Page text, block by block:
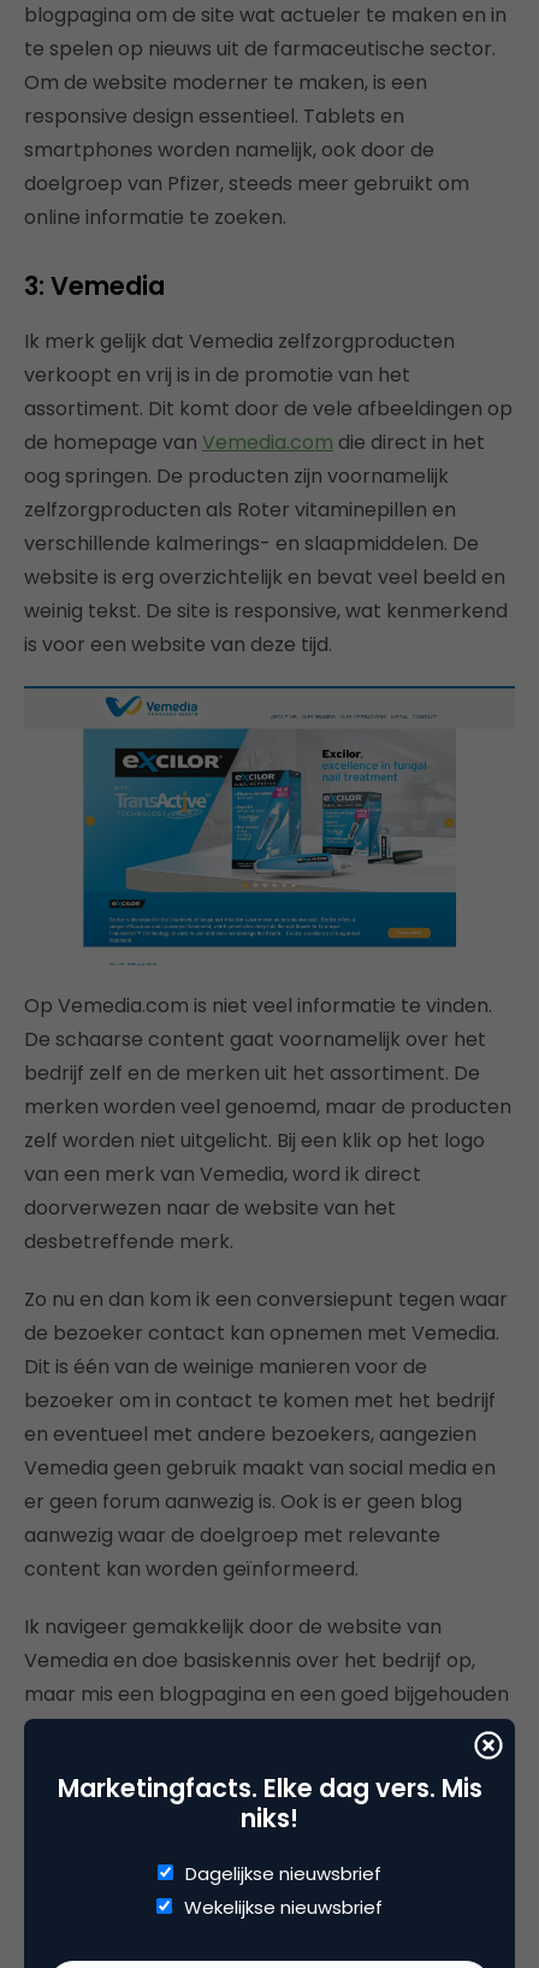
blogpagina om de site wat actueler te maken en in
te spelen op nieuws uit de farmaceutische sector.
Om de website moderner te maken, is een
responsive design essentieel. Tablets en
smartphones worden namelijk, ook door de
doelgroep van Pfizer, steeds meer gebruikt om
online informatie te zoeken.
3: Vemedia
Ik merk gelijk dat Vemedia zelfzorgproducten
verkoopt en vrij is in de promotie van het
assortiment. Dit komt door de vele afbeeldingen op
de homepage van Vemedia.com die direct in het
oog springen. De producten zijn voornamelijk
zelfzorgproducten als Roter vitaminepillen en
verschillende kalmerings- en slaapmiddelen. De
website is erg overzichtelijk en bevat veel beeld en
weinig tekst. De site is responsive, wat kenmerkend
is voor een website van deze tijd.
Op Vemedia.com is niet veel informatie te vinden.
De schaarse content gaat voornamelijk over het
bedrijf zelf en de merken uit het assortiment. De
merken worden veel genoemd, maar de producten
zelf worden niet uitgelicht. Bij een klik op het logo
van een merk van Vemedia, word ik direct
doorverwezen naar de website van het
desbetreffende merk.
Zo nu en dan kom ik een conversiepunt tegen waar
de bezoeker contact kan opnemen met Vemedia.
Dit is één van de weinige manieren voor de
bezoeker om in contact te komen met het bedrijf
en eventueel met andere bezoekers, aangezien
Vemedia geen gebruik maakt van social media en
er geen forum aanwezig is. Ook is er geen blog
aanwezig waar de doelgroep met relevante
content kan worden geïnformeerd.
Ik navigeer gemakkelijk door de website van
Vemedia en doe basiskennis over het bedrijf op,
maar mis een blogpagina en een goed bijgehouden
nieuwsoverzicht. Hierdoor krijgt de website namelijk
een actueel karakter, wat het op dit moment niet
heeft. Ook kan de blog de bezoeker inspireren over
onderwerpen als lifestyle en health. Bijvoorbeeld:
een blog over het belang van een goede nachtrust,
waarbij er een koppeling gemaakt wordt naar één
Marketingfacts. Elke dag vers. Mis
niks!
Dagelijkse nieuwsbrief
Wekelijkse nieuwsbrief